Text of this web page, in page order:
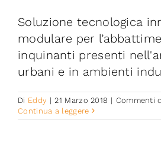
Piattaforma First
Soluzione tecnologica
modulare per
inquinanti presenti
urbani e in ambienti
Di Eddy | 21 Marzo 2018 | Commenti
Continua a leggere